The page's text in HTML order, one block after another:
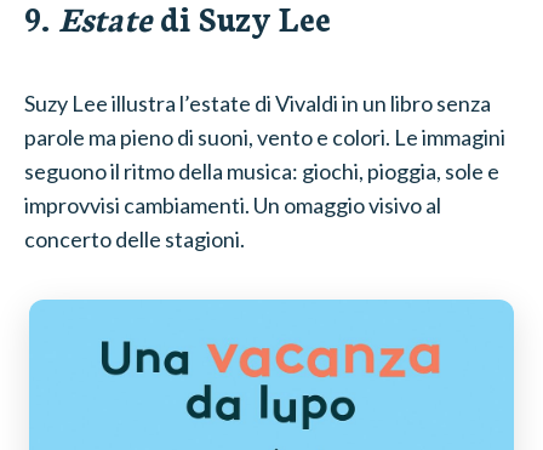
9. Estatedi Suzy Lee
Suzy Lee illustra l’estate di Vivaldi in un libro senza
parole ma pieno di suoni, vento e colori. Le immagini
seguono il ritmo della musica: giochi, pioggia, sole e
improvvisi cambiamenti. Un omaggio visivo al
concerto delle stagioni.